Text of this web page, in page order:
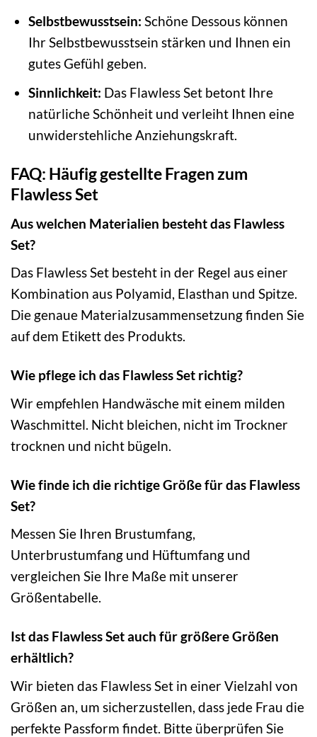
Selbstbewusstsein: Schöne Dessous können
Ihr Selbstbewusstsein stärken und Ihnen ein
gutes Gefühl geben.
Sinnlichkeit: Das Flawless Set betont Ihre
natürliche Schönheit und verleiht Ihnen eine
unwiderstehliche Anziehungskraft.
FAQ: Häufig gestellte Fragen zum
Flawless Set
Aus welchen Materialien besteht das Flawless
Set?
Das Flawless Set besteht in der Regel aus einer
Kombination aus Polyamid, Elasthan und Spitze.
Die genaue Materialzusammensetzung finden Sie
auf dem Etikett des Produkts.
Wie pflege ich das Flawless Set richtig?
Wir empfehlen Handwäsche mit einem milden
Waschmittel. Nicht bleichen, nicht im Trockner
trocknen und nicht bügeln.
Wie finde ich die richtige Größe für das Flawless
Set?
Messen Sie Ihren Brustumfang,
Unterbrustumfang und Hüftumfang und
vergleichen Sie Ihre Maße mit unserer
Größentabelle.
Ist das Flawless Set auch für größere Größen
erhältlich?
Wir bieten das Flawless Set in einer Vielzahl von
Größen an, um sicherzustellen, dass jede Frau die
perfekte Passform findet. Bitte überprüfen Sie